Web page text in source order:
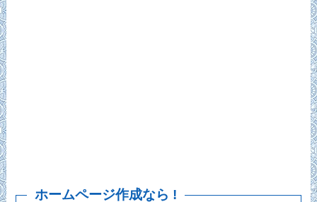
ホームページ作成なら !